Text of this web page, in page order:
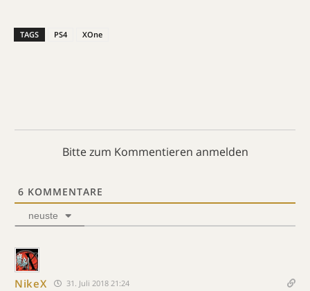
TAGS PS4 XOne
Bitte zum Kommentieren anmelden
6 KOMMENTARE
neuste
NikeX 31. Juli 2018 21:24